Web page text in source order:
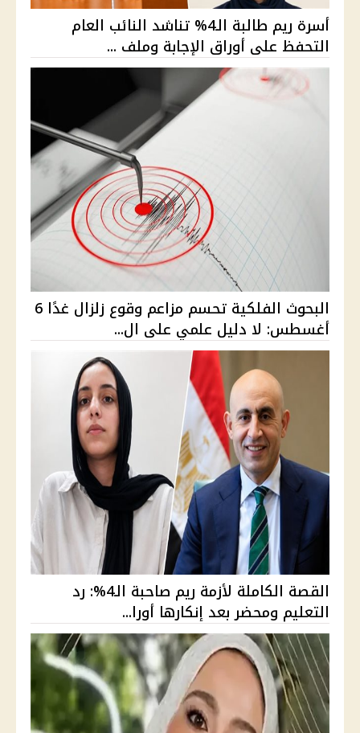
أسرة ريم طالبة الـ4% تناشد النائب العام
التحفظ على أوراق الإجابة وملف ...
البحوث الفلكية تحسم مزاعم وقوع زلزال غدًا 6
أغسطس: لا دليل علمي على ال...
القصة الكاملة لأزمة ريم صاحبة الـ4%: رد
التعليم ومحضر بعد إنكارها أورا...